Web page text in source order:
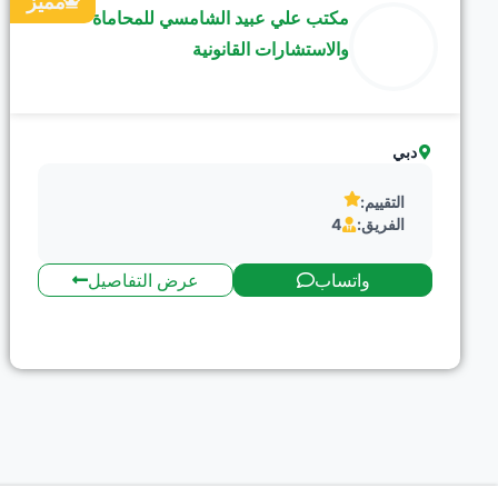
مكتب علي عبيد الشامسي للمحاماة
والاستشارات القانونية
دبي
التقييم:
الفريق:
4
واتساب عرض التفاصيل